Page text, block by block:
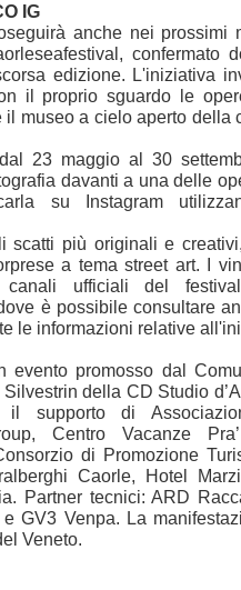
IG
anche nei prossimi
confermato
edizione. L'iniziativa
il proprio sguardo le
museo a cielo aperto della
23 maggio al 30
davanti a una delle
su Instagram
scatti più originali e
a tema street art. I
canali ufficiali del
è possibile consultare
le informazioni relative
evento promosso dal
della CD Studio
supporto di
Centro Vacanze
di Promozione
Caorle, Hotel
Partner tecnici: ARD
GV3 Venpa. La
Veneto.